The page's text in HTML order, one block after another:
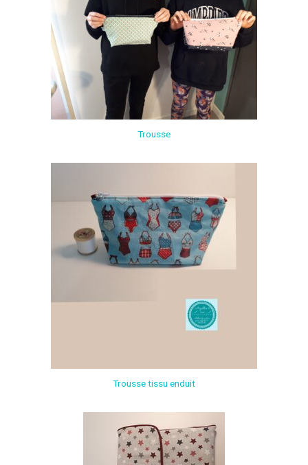
Trousse
Trousse tissu enduit